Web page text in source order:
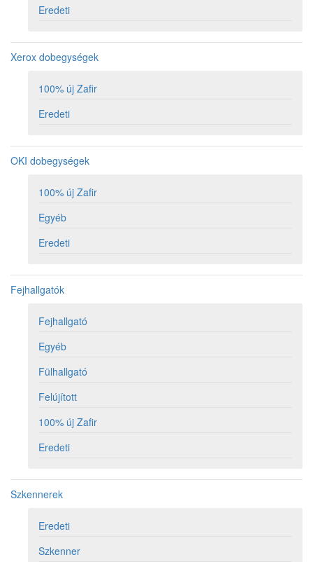
Eredeti
Xerox dobegységek
100% új Zafir
Eredeti
OKI dobegységek
100% új Zafir
Egyéb
Eredeti
Fejhallgatók
Fejhallgató
Egyéb
Fülhallgató
Felújított
100% új Zafir
Eredeti
Szkennerek
Eredeti
Szkenner